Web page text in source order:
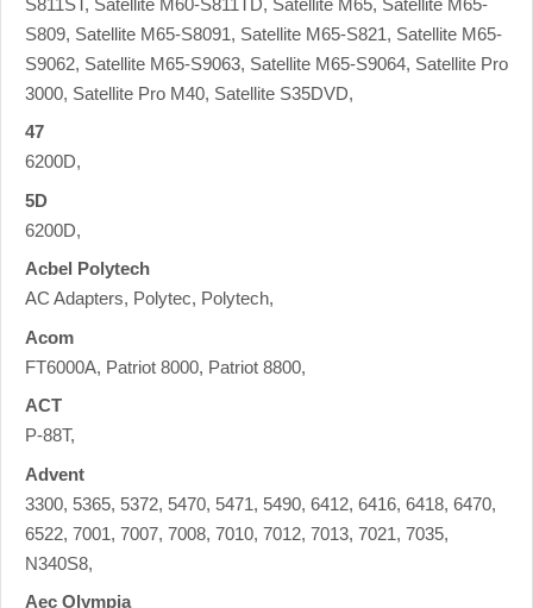
S809, Satellite M65-S8091, Satellite M65-S821, Satellite M65-
S9062, Satellite M65-S9063, Satellite M65-S9064, Satellite Pro
3000, Satellite Pro M40, Satellite S35DVD,
47
6200D,
5D
6200D,
Acbel Polytech
AC Adapters, Polytec, Polytech,
Acom
FT6000A, Patriot 8000, Patriot 8800,
ACT
P-88T,
Advent
3300, 5365, 5372, 5470, 5471, 5490, 6412, 6416, 6418, 6470,
6522, 7001, 7007, 7008, 7010, 7012, 7013, 7021, 7035,
N340S8,
Aec Olympia